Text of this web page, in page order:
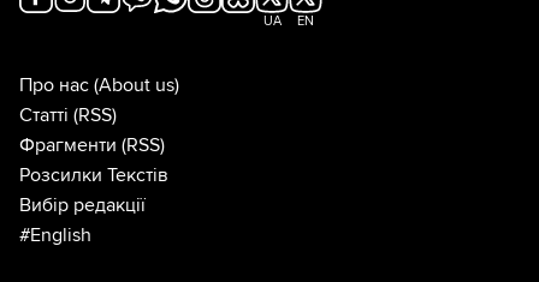
UA EN
Про нас (About us)
Статті (RSS)
Фрагменти (RSS)
Розсилки Текстів
Вибір редакції
#English